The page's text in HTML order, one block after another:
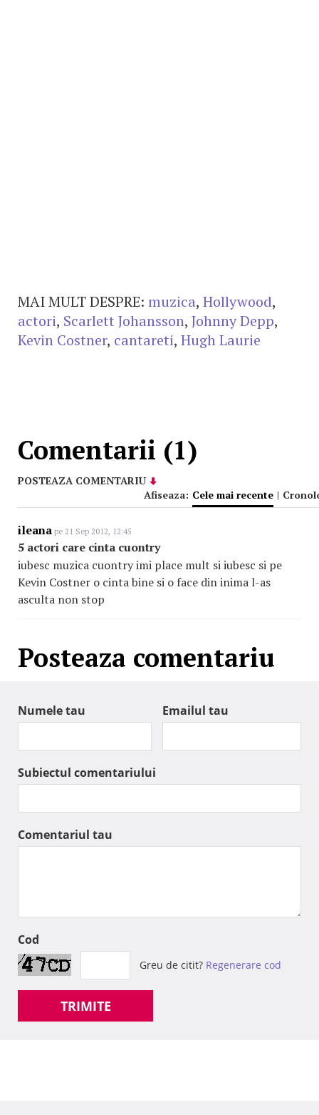
MAI MULT DESPRE: muzica, Hollywood,
actori, Scarlett Johansson, Johnny Depp,
Kevin Costner, cantareti, Hugh Laurie
Comentarii (1)
POSTEAZA COMENTARIU
Afiseaza: Cele mai recente |
ileana pe 21 Sep 2012, 12:45
5 actori care cinta cuontry
iubesc muzica cuontry imi place mult si iubesc si pe
Kevin Costner o cinta bine si o face din inima l-as
asculta non stop
Posteaza comentariu
Numele tau Emailul tau
Subiectul comentariului
Comentariul tau
Cod
Greu de citit? Regenerare cod
TRIMITE